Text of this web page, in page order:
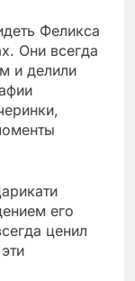
Феликса
Они всегда
и делили
его
ценил